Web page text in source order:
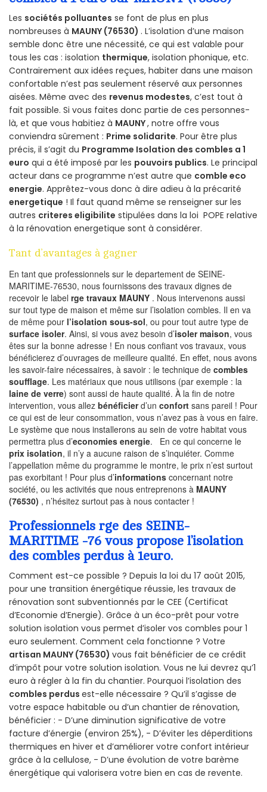
Les sociétés polluantes se font de plus en plus
nombreuses à MAUNY (76530) . L’isolation d’une maison
semble donc être une nécessité, ce qui est valable pour
tous les cas : isolation thermique, isolation phonique, etc.
Contrairement aux idées reçues, habiter dans une maison
confortable n’est pas seulement réservé aux personnes
aisées. Même avec des revenus modestes, c’est tout à
fait possible. Si vous faites donc partie de ces personnes-
là, et que vous habitiez à MAUNY, notre offre vous
conviendra sûrement : Prime solidarite. Pour être plus
précis, il s’agit du Programme Isolation des combles a 1
euro qui a été imposé par les pouvoirs publics. Le principal
acteur dans ce programme n’est autre que comble eco
energie. Apprêtez-vous donc à dire adieu à la précarité
energetique ! Il faut quand même se renseigner sur les
autres criteres eligibilite stipulées dans la loi POPE relative
à la rénovation energetique sont à considérer.
Tant d’avantages à gagner
En tant que professionnels sur le departement de SEINE-
MARITIME-76530, nous fournissons des travaux dignes de
recevoir le label rge travaux MAUNY . Nous intervenons aussi
sur tout type de maison et même sur l’isolation combles. Il en va
de même pour l’isolation sous-sol, ou pour tout autre type de
surface isoler. Ainsi, si vous avez besoin d’isoler maison, vous
êtes sur la bonne adresse ! En nous confiant vos travaux, vous
bénéficierez d’ouvrages de meilleure qualité. En effet, nous avons
les savoir-faire nécessaires, à savoir : le technique de combles
soufflage. Les matériaux que nous utilisons (par exemple : la
laine de verre) sont aussi de haute qualité. À la fin de notre
intervention, vous allez bénéficierd’un confort sans pareil ! Pour
ce qui est de leur consommation, vous n’avez pas à vous en faire.
Le système que nous installerons au sein de votre habitat vous
permettra plus d’economies energie. En ce qui concerne le
prix isolation, il n’y a aucune raison de s’inquiéter. Comme
l’appellation même du programme le montre, le prix n’est surtout
pas exorbitant ! Pour plus d’informations concernant notre
société, ou les activités que nous entreprenons à MAUNY
(76530) , n’hésitez surtout pas à nous contacter !
Professionnels rge des SEINE-
MARITIME -76 vous propose l’isolation
des combles perdus à 1euro.
Comment est-ce possible ? Depuis la loi du 17 août 2015,
pour une transition énergétique réussie, les travaux de
rénovation sont subventionnés par le CEE (Certificat
d’Economie d’Energie). Grâce à un éco-prêt pour votre
solution isolation vous permet d’isoler vos combles pour 1
euro seulement. Comment cela fonctionne ? Votre
artisan MAUNY (76530) vous fait bénéficier de ce crédit
d’impôt pour votre solution isolation. Vous ne lui devrez qu’1
euro à régler à la fin du chantier. Pourquoi l’isolation des
combles perdus est-elle nécessaire ? Qu’il s’agisse de
votre espace habitable ou d’un chantier de rénovation,
bénéficier : - D’une diminution significative de votre
facture d’énergie (environ 25%), - D’éviter les déperditions
thermiques en hiver et d’améliorer votre confort intérieur
grâce à la cellulose, - D’une évolution de votre barème
énergétique qui valorisera votre bien en cas de revente.